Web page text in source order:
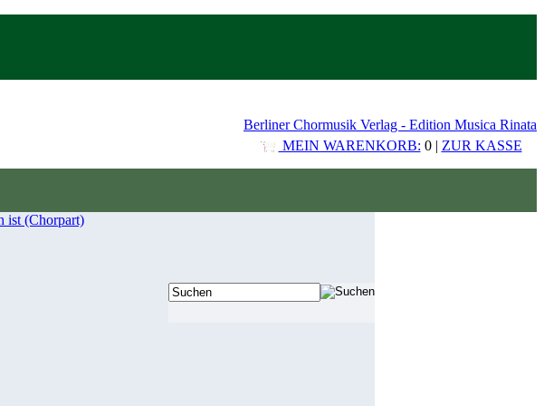
Berliner Chormusik Verlag - Edition Musica Rinata
MEIN WARENKORB: 0 | ZUR KASSE
ist (Chorpart)